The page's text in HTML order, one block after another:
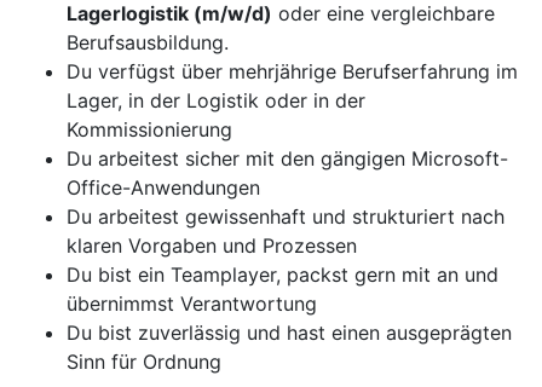
Lagerlogistik (m/w/d) oder eine vergleichbare
Berufsausbildung.
Du verfügst über mehrjährige Berufserfahrung im
Lager, in der Logistik oder in der
Kommissionierung
Du arbeitest sicher mit den gängigen Microsoft-
Office-Anwendungen
Du arbeitest gewissenhaft und strukturiert nach
klaren Vorgaben und Prozessen
Du bist ein Teamplayer, packst gern mit an und
übernimmst Verantwortung
Du bist zuverlässig und hast einen ausgeprägten
Sinn für Ordnung